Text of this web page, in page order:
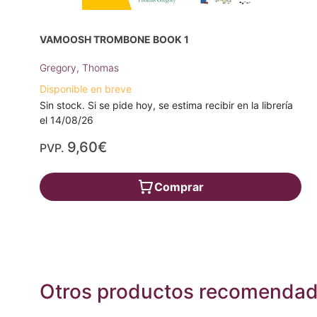
VAMOOSH TROMBONE BOOK 1
Gregory, Thomas
Disponible en breve
Sin stock. Si se pide hoy, se estima recibir en la librería
el 14/08/26
PVP. 9,60€
Comprar
Otros productos